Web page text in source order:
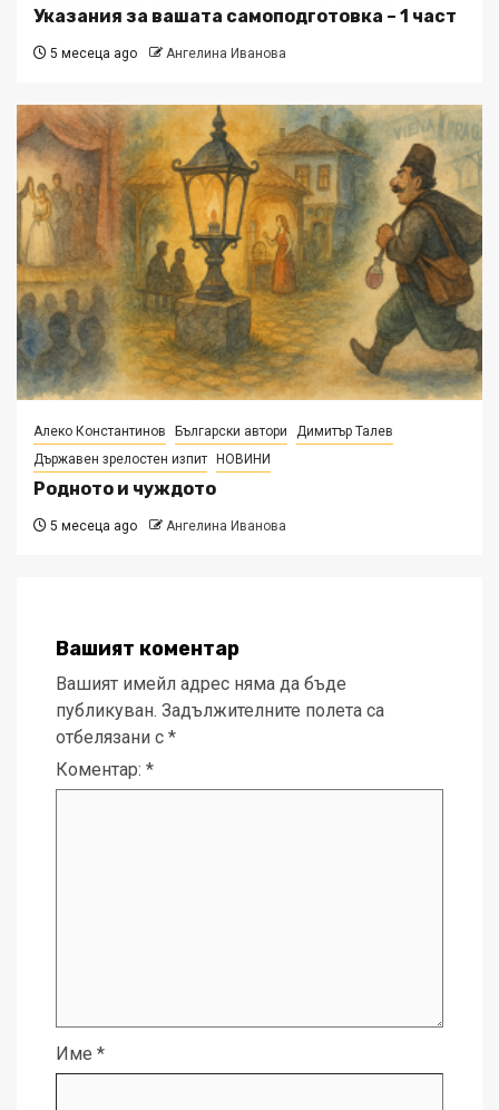
Указания за вашата самоподготовка – 1 част
5 месеца ago Ангелина Иванова
Алеко Константинов Български автори
Димитър Талев
Държавен зрелостен изпит НОВИНИ
Родното и чуждото
5 месеца ago Ангелина Иванова
Вашият коментар
Вашият имейл адрес няма да бъде
публикуван. Задължителните полета са
отбелязани с *
Коментар: *
Име *